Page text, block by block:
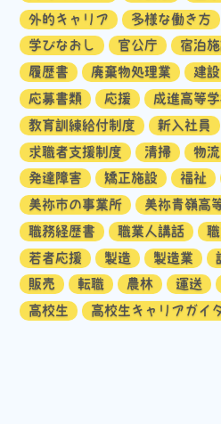
外的キャリア
多様な働き方
学びなおし
官公庁 宿泊
履歴書
廃棄物処理業 建設
応募書類
応援 成進高等
教育訓練給付制度
新入社員
求職者支援制度
清掃 物流
発達障害
矯正施設 福祉
美祢市の事業所
美祢青嶺高
職務経歴書
職業人講話
若者応援
製造 製造業
販売
転職 農林 運送
高校生
高校生キャリアガイ